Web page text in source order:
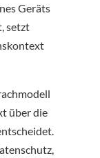
Geräts
setzt
über die